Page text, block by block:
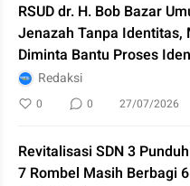
RSUD dr. H. Bob Bazar
Jenazah Tanpa Identitas,
Diminta Bantu Proses
Redaksi
0 0 27/07/2026
Revitalisasi SDN 3
7 Rombel Masih Berbagi